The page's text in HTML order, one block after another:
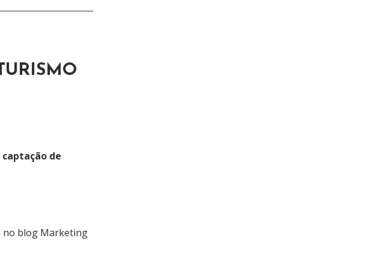
de
no blog Marketing